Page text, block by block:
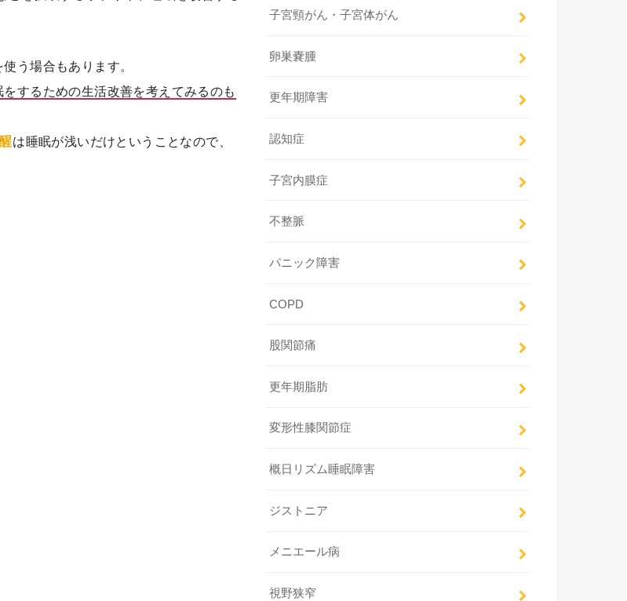
う場合もあります。
するための生活改善を考えてみるのも
は睡眠が浅いだけということなので、
子宮頸がん・子宮体がん
卵巣嚢腫
更年期障害
認知症
子宮内膜症
不整脈
パニック障害
COPD
股関節痛
更年期脂肪
変形性膝関節症
概日リズム睡眠障害
ジストニア
メニエール病
視野狭窄